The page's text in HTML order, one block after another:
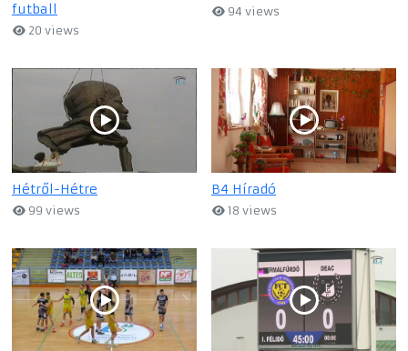
futball
20 views
94 views
Hétről-Hétre
99 views
B4 Híradó
18 views